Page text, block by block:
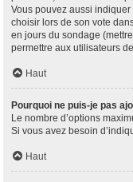
Vous pouvez aussi
choisir lors de son vote
en jours du sondage
permettre aux utilisateurs
Haut
Pourquoi ne puis-je pas
Le nombre d’options
Si vous avez besoin
Haut